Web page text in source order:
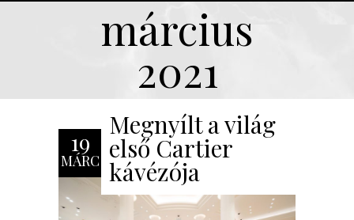
március
2021
19
MÁRC
Megnyílt a világ
első Cartier
kávézója